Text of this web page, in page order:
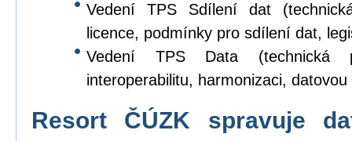
Vedení TPS Sdílení dat
licence, podmínky pro sdílení dat,
Vedení TPS Data (technická
interoperabilitu, harmonizaci,
Resort ČÚZK spravuje